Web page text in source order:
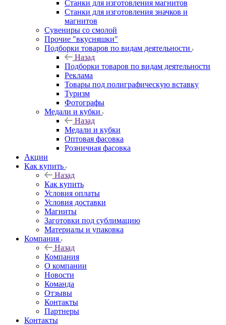
Станки для изготовления магнитов
Станки для изготовления значков и
магнитов
Сувениры со смолой
Прочие "вкусняшки"
Подборки товаров по видам деятельности
Назад
Подборки товаров по видам деятельности
Реклама
Товары под полиграфическую вставку
Туризм
Фотографы
Медали и кубки
Назад
Медали и кубки
Оптовая фасовка
Розничная фасовка
Акции
Как купить
Назад
Как купить
Условия оплаты
Условия доставки
Магниты
Заготовки под сублимацию
Материалы и упаковка
Компания
Назад
Компания
О компании
Новости
Команда
Отзывы
Контакты
Партнеры
Контакты